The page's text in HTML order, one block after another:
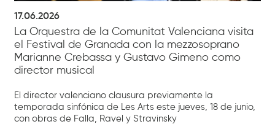
17.06.2026
La Orquestra de la Comunitat Valenciana visita
el Festival de Granada con la mezzosoprano
Marianne Crebassa y Gustavo Gimeno como
director musical
El director valenciano clausura previamente la
temporada sinfónica de Les Arts este jueves, 18 de junio,
con obras de Falla, Ravel y Stravinsky